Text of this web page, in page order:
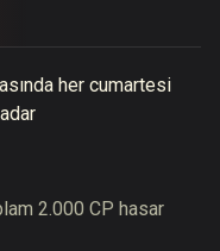
her cumartesi
2.000 CP hasar